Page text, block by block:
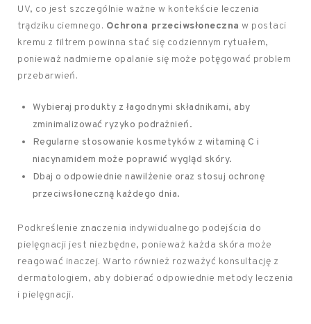
UV, co jest szczególnie ważne w kontekście leczenia
trądziku ciemnego. Ochrona przeciwsłoneczna w postaci
kremu z filtrem powinna stać się codziennym rytuałem,
ponieważ nadmierne opalanie się może potęgować problem
przebarwień.
Wybieraj produkty z łagodnymi składnikami, aby
zminimalizować ryzyko podrażnień.
Regularne stosowanie kosmetyków z witaminą C i
niacynamidem może poprawić wygląd skóry.
Dbaj o odpowiednie nawilżenie oraz stosuj ochronę
przeciwsłoneczną każdego dnia.
Podkreślenie znaczenia indywidualnego podejścia do
pielęgnacji jest niezbędne, ponieważ każda skóra może
reagować inaczej. Warto również rozważyć konsultację z
dermatologiem, aby dobierać odpowiednie metody leczenia
i pielęgnacji.